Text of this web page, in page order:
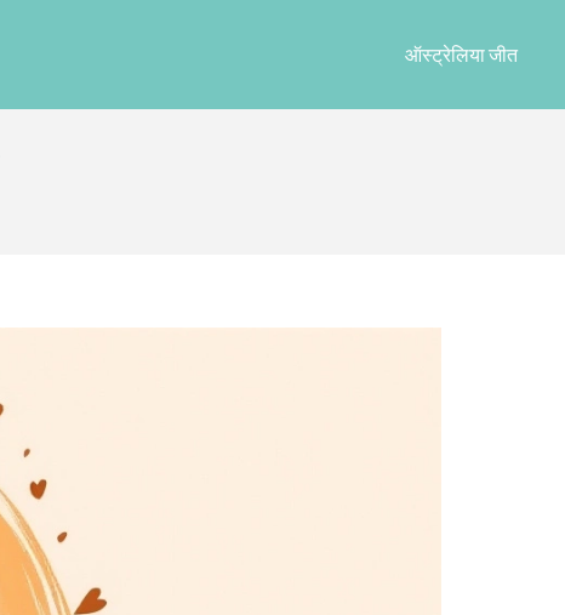
ऑस्ट्रेलिया जीत